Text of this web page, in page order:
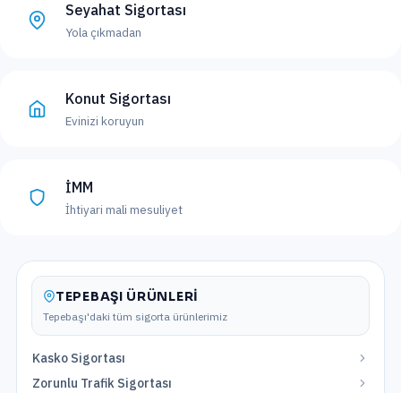
Seyahat Sigortası
Yola çıkmadan
Konut Sigortası
Evinizi koruyun
İMM
İhtiyari mali mesuliyet
TEPEBAŞI ÜRÜNLERI
Tepebaşı'daki tüm sigorta ürünlerimiz
Kasko Sigortası
Zorunlu Trafik Sigortası